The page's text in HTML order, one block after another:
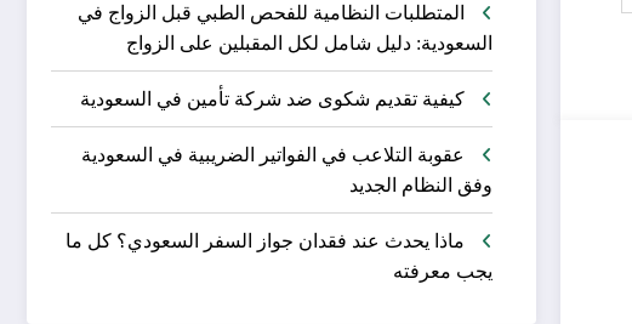
المتطلبات النظامية للفحص الطبي قبل الزواج في
السعودية: دليل شامل لكل المقبلين على الزواج
كيفية تقديم شكوى ضد شركة تأمين في السعودية
عقوبة التلاعب في الفواتير الضريبية في السعودية
وفق النظام الجديد
ماذا يحدث عند فقدان جواز السفر السعودي؟ كل ما
يجب معرفته